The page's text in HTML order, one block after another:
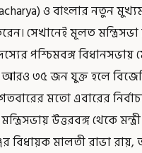
ও বাংলার নতুন
সেখানেই মূলত মন্ত্রিসভা
পশ্চিমবঙ্গ বিধানসভায়
আরও ৩৫ জন যুক্ত হলে
মতো এবারের
উত্তরবঙ্গ থেকে
বিধায়ক মালতী রাভা